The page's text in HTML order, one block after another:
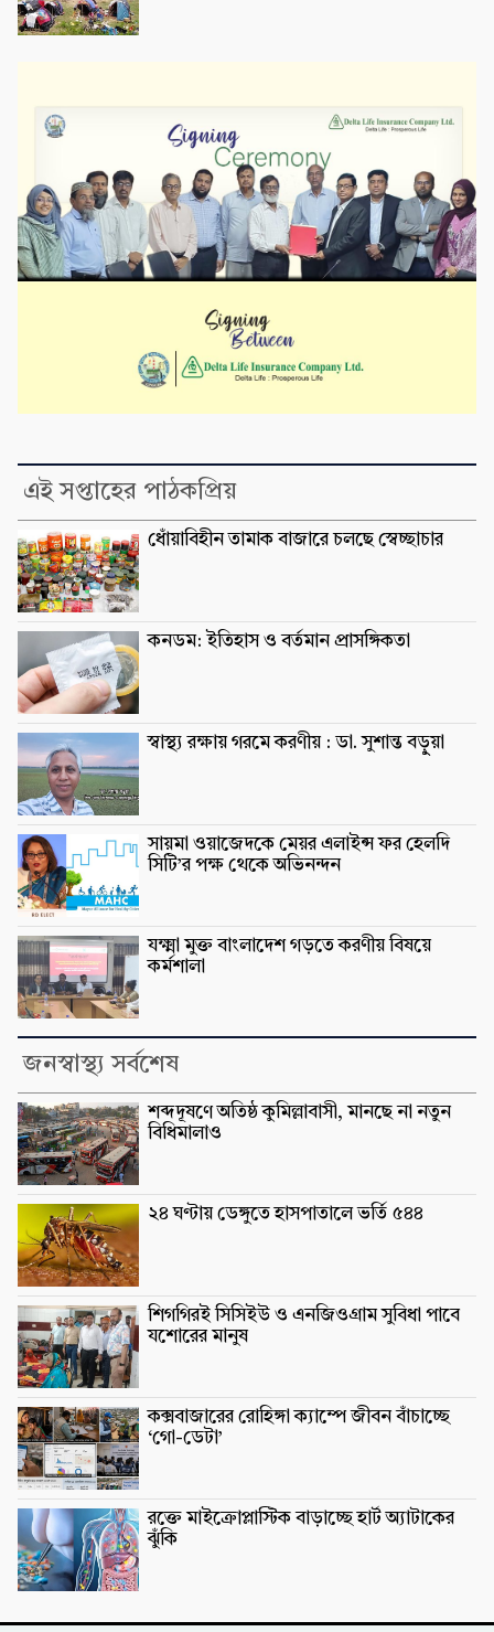
এই সপ্তাহের পাঠকপ্রিয়
ধোঁয়াবিহীন তামাক বাজারে চলছে স্বেচ্ছাচার
কনডম: ইতিহাস ও বর্তমান প্রাসঙ্গিকতা
স্বাস্থ্য রক্ষায় গরমে করণীয় : ডা. সুশান্ত বড়ুুয়া
সায়মা ওয়াজেদকে মেয়র এলাইন্স ফর হেলদি
সিটি’র পক্ষ থেকে অভিনন্দন
যক্ষ্মা মুক্ত বাংলাদেশ গড়তে করণীয় বিষয়ে
কর্মশালা
জনস্বাস্থ্য সর্বশেষ
শব্দদূষণে অতিষ্ঠ কুমিল্লাবাসী, মানছে না নতুন
বিধিমালাও
২৪ ঘণ্টায় ডেঙ্গুতে হাসপাতালে ভর্তি ৫৪৪
শিগগিরই সিসিইউ ও এনজিওগ্রাম সুবিধা পাবে
যশোরের মানুষ
কক্সবাজারের রোহিঙ্গা ক্যাম্পে জীবন বাঁচাচ্ছে
‘গো-ডেটা’
রক্তে মাইক্রোপ্লাস্টিক বাড়াচ্ছে হার্ট অ্যাটাকের
ঝুঁকি